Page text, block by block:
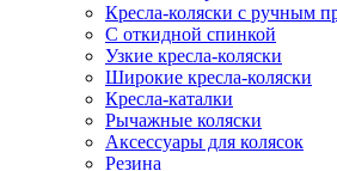
Кресла-коляски с ручным
С откидной спинкой
Узкие кресла-коляски
Широкие кресла-коляски
Кресла-каталки
Рычажные коляски
Аксессуары для колясок
Резина